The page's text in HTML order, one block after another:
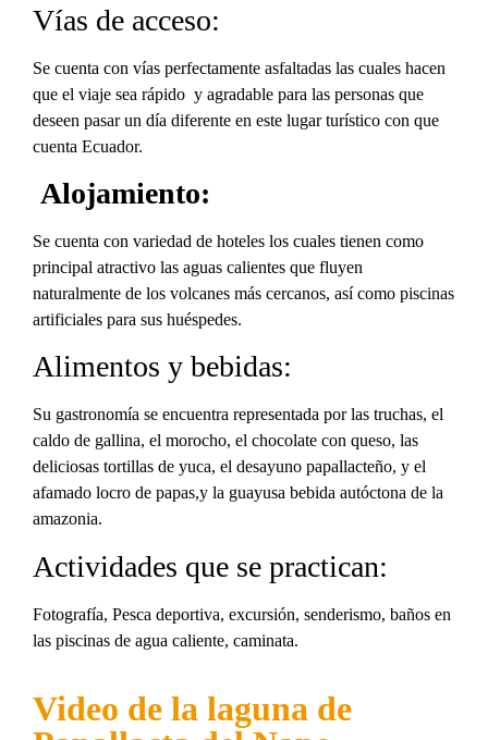
Vías de acceso:
Se cuenta con vías perfectamente asfaltadas las cuales hacen
que el viaje sea rápido y agradable para las personas que
deseen pasar un día diferente en este lugar turístico con que
cuenta Ecuador.
Alojamiento:
Se cuenta con variedad de hoteles los cuales tienen como
principal atractivo las aguas calientes que fluyen
naturalmente de los volcanes más cercanos, así como piscinas
artificiales para sus huéspedes.
Alimentos y bebidas:
Su gastronomía se encuentra representada por las truchas, el
caldo de gallina, el morocho, el chocolate con queso, las
deliciosas tortillas de yuca, el desayuno papallacteño, y el
afamado locro de papas,y la guayusa bebida autóctona de la
amazonia.
Actividades que se practican:
Fotografía, Pesca deportiva, excursión, senderismo, baños en
las piscinas de agua caliente, caminata.
Video de la laguna de